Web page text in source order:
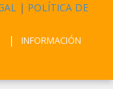
| POLÍTICA DE
INFORMACIÓN